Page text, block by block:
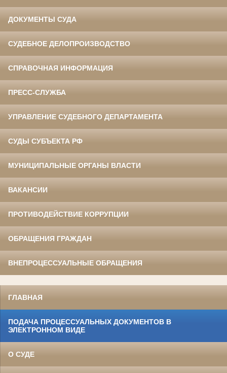
ДОКУМЕНТЫ СУДА
СУДЕБНОЕ ДЕЛОПРОИЗВОДСТВО
СПРАВОЧНАЯ ИНФОРМАЦИЯ
ПРЕСС-СЛУЖБА
УПРАВЛЕНИЕ СУДЕБНОГО ДЕПАРТАМЕНТА
СУДЫ СУБЪЕКТА РФ
МУНИЦИПАЛЬНЫЕ ОРГАНЫ ВЛАСТИ
ВАКАНСИИ
ПРОТИВОДЕЙСТВИЕ КОРРУПЦИИ
ОБРАЩЕНИЯ ГРАЖДАН
ВНЕПРОЦЕССУАЛЬНЫЕ ОБРАЩЕНИЯ
ГЛАВНАЯ
ПОДАЧА ПРОЦЕССУАЛЬНЫХ ДОКУМЕНТОВ В
ЭЛЕКТРОННОМ ВИДЕ
О СУДЕ